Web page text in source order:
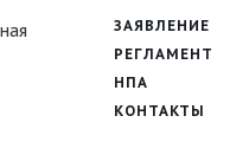
ЗАЯВЛЕНИЕ
РЕГЛАМЕНТ
НПА
КОНТАКТЫ